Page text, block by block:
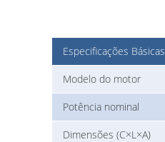
Especificações Básicas
Modelo do motor
Potência nominal
Dimensões (C×L×A)